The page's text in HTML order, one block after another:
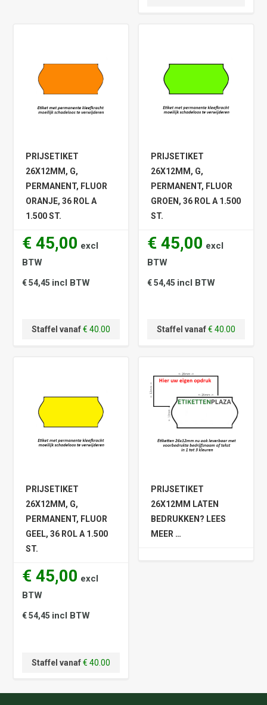
PRIJSETIKET
26X12MM, G,
PERMANENT, FLUOR
ORANJE, 36 ROL A
1.500 ST.
€ 45,00 excl
BTW
€ 54,45 incl BTW
Staffel vanaf€ 40.00
PRIJSETIKET
26X12MM, G,
PERMANENT, FLUOR
GROEN, 36 ROL A 1.500
ST.
€ 45,00 excl
BTW
€ 54,45 incl BTW
Staffel vanaf€ 40.00
PRIJSETIKET
26X12MM, G,
PERMANENT, FLUOR
GEEL, 36 ROL A 1.500
ST.
€ 45,00 excl
BTW
€ 54,45 incl BTW
Staffel vanaf€ 40.00
PRIJSETIKET
26X12MM LATEN
BEDRUKKEN? LEES
MEER …